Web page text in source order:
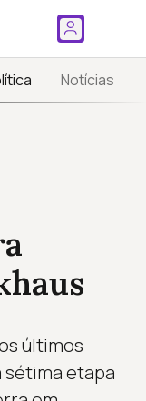
Notícias
últimos
etapa